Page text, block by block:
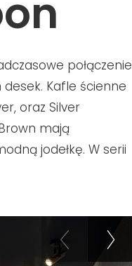
połączenie
Kafle ścienne
oraz Silver
mają
jodełkę. W serii